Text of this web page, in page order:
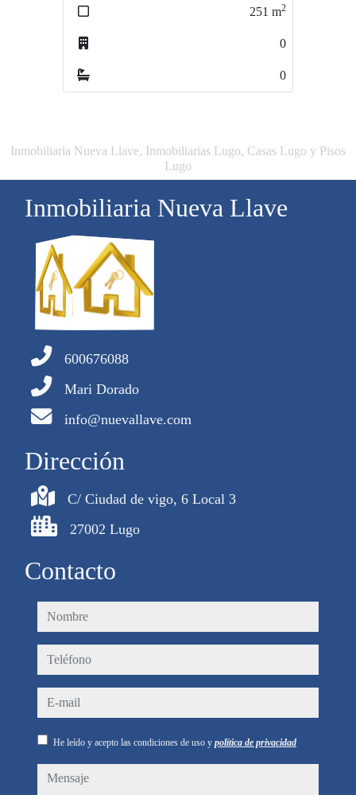
251 m2
0
0
Inmobiliaria Nueva Llave, Inmobiliarias Lugo, Casas Lugo y Pisos
Lugo
Inmobiliaria Nueva Llave
600676088
Mari Dorado
info@nuevallave.com
Dirección
C/ Ciudad de vigo, 6 Local 3
27002 Lugo
Contacto
nombre
teléfono
e-mail
He leído y acepto las condiciones de uso y política de privacidad
mensaje